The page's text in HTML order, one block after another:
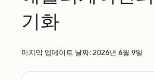
기화
마지막 업데이트 날짜: 2026년 6월 9일